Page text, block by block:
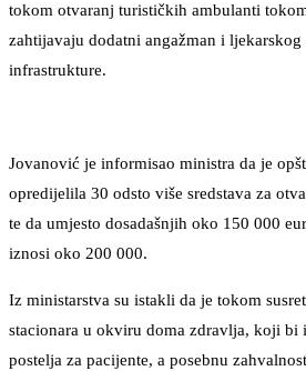
tokom otvaranj turističkih ambulanti
zahtijavaju dodatni angažman i
infrastrukture.
Jovanović je informisao ministra da je
opredijelila 30 odsto više sredstava za
te da umjesto dosadašnjih oko 150 000
iznosi oko 200 000.
Iz ministarstva su istakli da je tokom
stacionara u okviru doma zdravlja, koji bi
postelja za pacijente, a posebnu